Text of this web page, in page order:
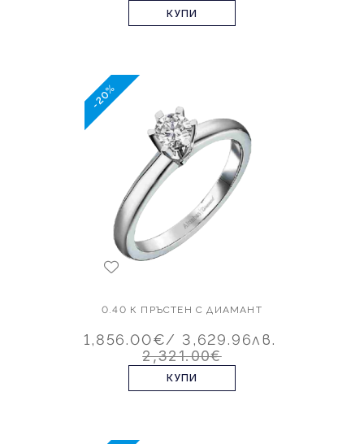
КУПИ
-20%
0.40 К ПРЪСТЕН С ДИАМАНТ
1,856.00€/ 3,629.96лв.
2,321.00€
КУПИ